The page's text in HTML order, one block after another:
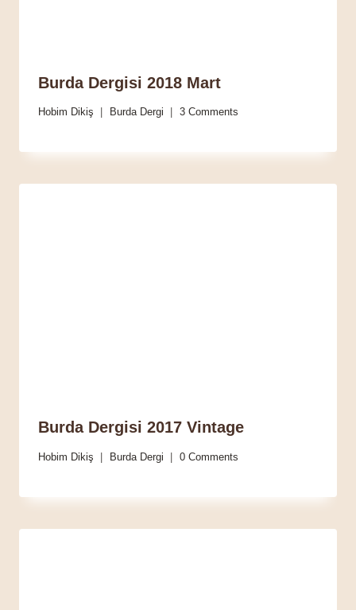
Burda Dergisi 2018 Mart
Hobim Dikiş Burda Dergi 3 Comments
Burda Dergisi 2017 Vintage
Hobim Dikiş Burda Dergi 0 Comments